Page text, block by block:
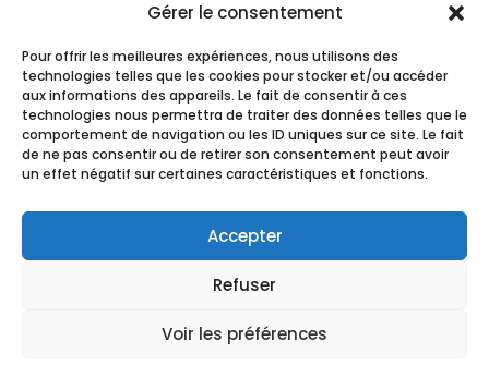
Gérer le consentement
Pour offrir les meilleures expériences, nous utilisons des
technologies telles que les cookies pour stocker et/ou accéder
aux informations des appareils. Le fait de consentir à ces
technologies nous permettra de traiter des données telles que le
comportement de navigation ou les ID uniques sur ce site. Le fait
de ne pas consentir ou de retirer son consentement peut avoir
un effet négatif sur certaines caractéristiques et fonctions.
Accepter
Refuser
Voir les préférences
Recherche ...
EMCCBelgiumasbl
Hive5
Belgium
Courriel :contact@emccbelgium.org